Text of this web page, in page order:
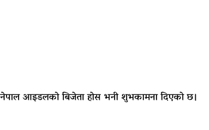
नेपाल आइडलको बिजेता होस भनी शुभकामना दिएको छ।